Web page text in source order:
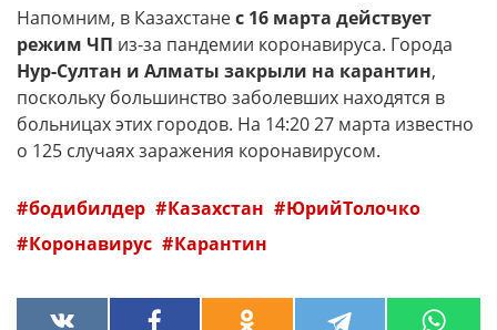
Напомним, в Казахстанес 16 марта действует
режим ЧП из-за пандемии коронавируса. Города
Нур-Султан и Алматы закрыли на карантин,
поскольку большинство заболевших находятся в
больницах этих городов. На 14:20 27 марта известно
о 125 случаях заражения коронавирусом.
бодибилдер Казахстан
ЮрийТолочко
Коронавирус
Карантин